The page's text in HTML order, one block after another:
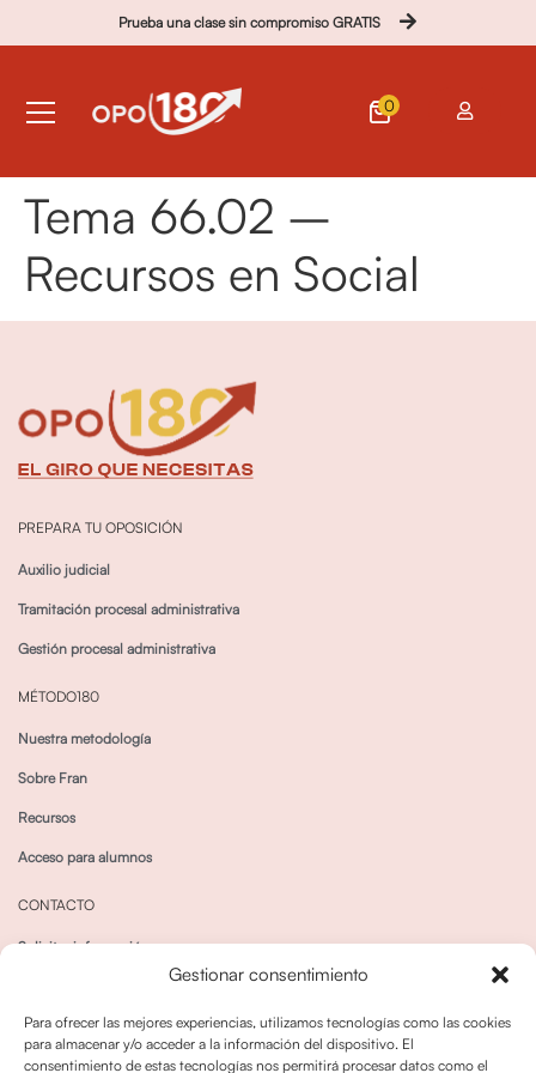
Gestionar consentimiento
Para ofrecer las mejores experiencias, utilizamos tecnologías como las cookies
para almacenar y/o acceder a la información del dispositivo. El
consentimiento de estas tecnologías nos permitirá procesar datos como el
Prueba una clase sin compromiso GRATIS
0
Tema 66.02 –
Recursos en Social
PREPARA TU OPOSICIÓN
Auxilio judicial
Tramitación procesal administrativa
Gestión procesal administrativa
MÉTODO180
Nuestra metodología
Sobre Fran
Recursos
Acceso para alumnos
CONTACTO
Solicitar información